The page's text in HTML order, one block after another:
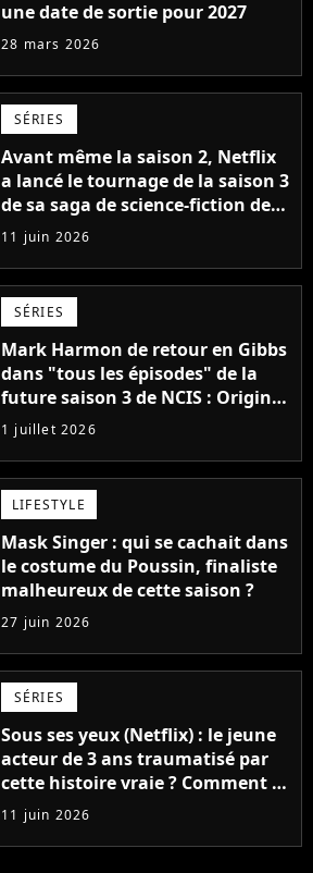
une date de sortie pour 2027
28 mars 2026
SÉRIES
Avant même la saison 2, Netflix
a lancé le tournage de la saison 3
de sa saga de science-fiction des
créateurs de Game of Thrones
11 juin 2026
SÉRIES
Mark Harmon de retour en Gibbs
dans "tous les épisodes" de la
future saison 3 de NCIS : Origins,
un gros mystère sera dévoilé
1 juillet 2026
LIFESTYLE
Mask Singer : qui se cachait dans
le costume du Poussin, finaliste
malheureux de cette saison ?
27 juin 2026
SÉRIES
Sous ses yeux (Netflix) : le jeune
acteur de 3 ans traumatisé par
cette histoire vraie ? Comment le
créateur l'a protégé
11 juin 2026